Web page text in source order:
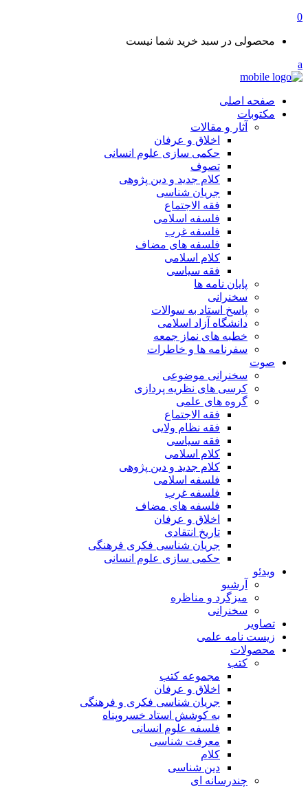
0
محصولی در سبد خرید شما نیست
صفحه اصلی
مکتوبات
آثار و مقالات
اخلاق و عرفان
حکمی سازی علوم انسانی
تصوف
کلام جدید و دین پژوهی
جریان شناسی
فقه الاجتماع
فلسفه اسلامی
فلسفه غرب
فلسفه های مضاف
کلام اسلامی
فقه سیاسی
پایان نامه ها
سخنرانی
پاسخ استاد به سوالات
دانشگاه آزاد اسلامی
خطبه های نماز جمعه
سفرنامه ها و خاطرات
صوت
سخنرانی موضوعی
کرسی های نظریه پردازی
گروه های علمی
فقه الاجتماع
فقه نظام ولایی
فقه سیاسی
کلام اسلامی
کلام جدید و دین پژوهی
فلسفه اسلامی
فلسفه غرب
فلسفه های مضاف
اخلاق و عرفان
تاریخ انتقادی
جریان شناسی فکری فرهنگی
حکمی سازی علوم انسانی
ویدئو
آرشیو
میزگرد و مناظره
سخنرانی
تصاویر
زیست نامه علمی
محصولات
کتب
مجموعه کتب
اخلاق و عرفان
جریان شناسی فکری و فرهنگی
به کوشش استاد خسروپناه
فلسفه علوم انسانی
معرفت شناسی
کلام
دین شناسی
چندرسانه ای